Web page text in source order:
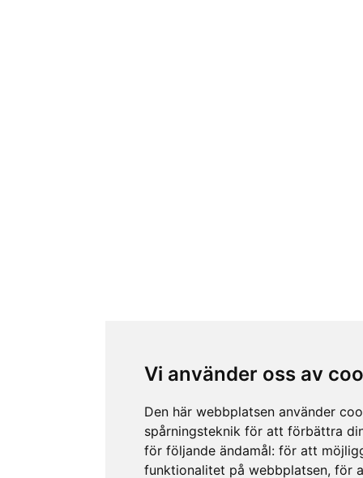
Vi använder oss av
Den här webbplatsen använder
spårningsteknik för att förbättra
för följande ändamål: för att
funktionalitet på webbplatsen, för